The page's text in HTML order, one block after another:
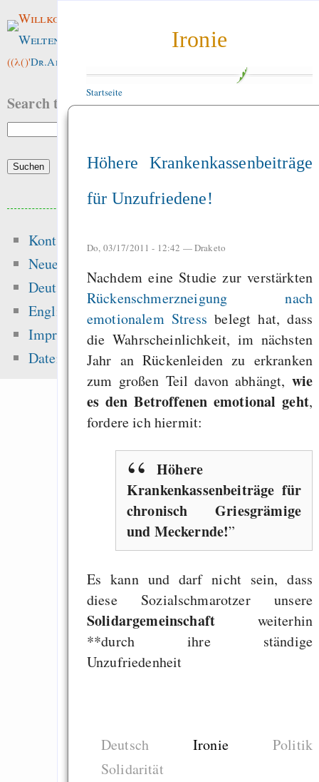
Ironie
Startseite
Höhere Krankenkassenbeiträge
für Unzufriedene!
Do, 03/17/2011 - 12:42 —Draketo
Nachdem eine Studie zur verstärkten
Rückenschmerzneigung nach
emotionalem Stress belegt hat, dass
die Wahrscheinlichkeit, im nächsten
Jahr an Rückenleiden zu erkranken
zum großen Teil davon abhängt, wie
es den Betroffenen emotional geht,
fordere ich hiermit:
Höhere
Krankenkassenbeiträge für
chronisch Griesgrämige
und Meckernde!
Es kann und darf nicht sein, dass
diese Sozialschmarotzer unsere
Solidargemeinschaft weiterhin
**durch ihre ständige
Unzufriedenheit
Deutsch Ironie
Politik
Solidarität
Willkommen im
Weltenwald
((λ()'Dr.ArneBab
Search this site:
Kontakt
Neue Inhalte
Deutsch
English
Impressum
Datenschutz
Beliebte Inhalte
Heute:
gefährliche Drogen
Gentoo auf
Screen 1,25Ghz
Hansen 2016 got
peer-review —
sea level
Zuletzt angezeigt:
Bereich zur
gegen Bio
power and
tragedy behind